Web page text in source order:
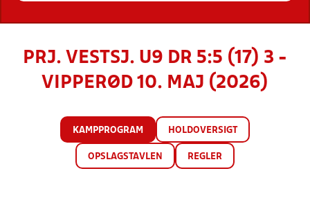
PRJ. VESTSJ. U9 DR 5:5 (17) 3 -
VIPPERØD 10. MAJ (2026)
KAMPPROGRAM HOLDOVERSIGT
OPSLAGSTAVLEN REGLER